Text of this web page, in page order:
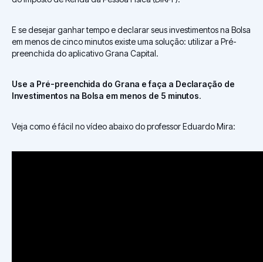
E se desejar ganhar tempo e declarar seus investimentos na Bolsa
em menos de cinco minutos existe uma solução: utilizar a Pré-
preenchida do aplicativo Grana Capital.
Use a Pré-preenchida do Grana e faça a Declaração de
Investimentos na Bolsa em menos de 5 minutos.
Veja como é fácil no vídeo abaixo do professor Eduardo Mira: